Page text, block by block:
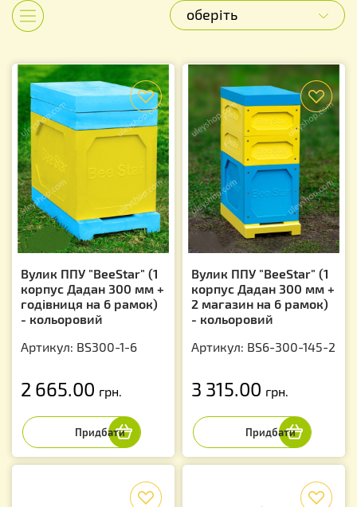
оберіть
Вулик ППУ "BeeStar" (1
корпус Дадан 300 мм +
годівниця на 6 рамок)
- кольоровий
Артикул: BS300-1-6
2 665.00 грн.
Вулик ППУ "BeeStar" (1
корпус Дадан 300 мм +
2 магазин на 6 рамок)
- кольоровий
Артикул: BS6-300-145-2
3 315.00 грн.